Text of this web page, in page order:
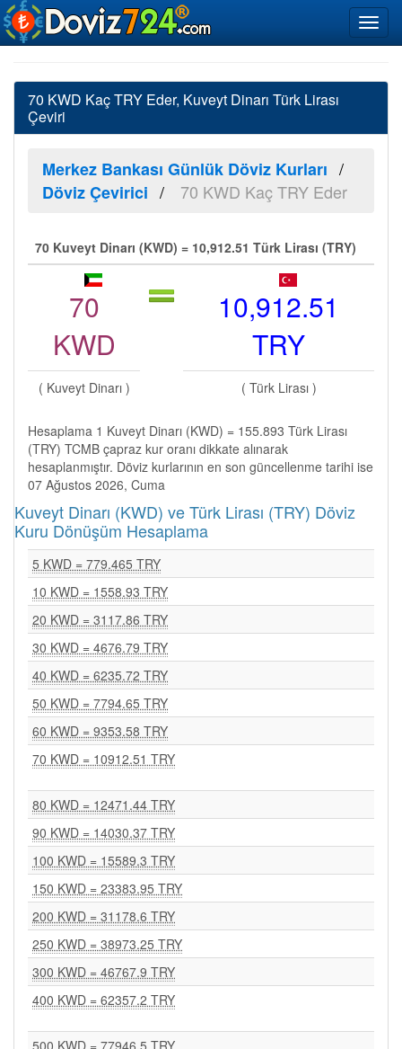
70 KWD Kaç TRY Eder, Kuveyt Dinarı Türk Lirası
Çeviri
Merkez Bankası Günlük Döviz Kurları
Döviz Çevirici
70 KWD Kaç TRY Eder
70 Kuveyt Dinarı (KWD) = 10,912.51 Türk Lirası (TRY)
70
KWD
10,912.51
TRY
( Kuveyt Dinarı ) ( Türk Lirası )
Hesaplama 1 Kuveyt Dinarı (KWD) = 155.893 Türk Lirası
(TRY) TCMB çapraz kur oranı dikkate alınarak
hesaplanmıştır. Döviz kurlarının en son güncellenme tarihi ise
07 Ağustos 2026, Cuma
Kuveyt Dinarı (KWD) ve Türk Lirası (TRY) Döviz
Kuru Dönüşüm Hesaplama
5 KWD = 779.465 TRY
10 KWD = 1558.93 TRY
20 KWD = 3117.86 TRY
30 KWD = 4676.79 TRY
40 KWD = 6235.72 TRY
50 KWD = 7794.65 TRY
60 KWD = 9353.58 TRY
70 KWD = 10912.51 TRY
80 KWD = 12471.44 TRY
90 KWD = 14030.37 TRY
100 KWD = 15589.3 TRY
150 KWD = 23383.95 TRY
200 KWD = 31178.6 TRY
250 KWD = 38973.25 TRY
300 KWD = 46767.9 TRY
400 KWD = 62357.2 TRY
500 KWD = 77946.5 TRY